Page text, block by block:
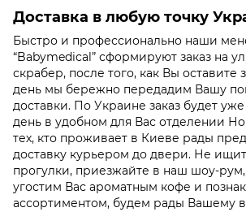
Доставка в любую точку
Быстро и профессионально наши
“Babymedical” сформируют заказ на
скрабер, после того, как Вы оставите
день мы бережно передадим Вашу
доставки. По Украине заказ будет
день в удобном для Вас отделении
тех, кто проживает в Киеве рады
доставку курьером до двери. Не
прогулки, приезжайте в наш шоу-
угостим Вас ароматным кофе и
ассортиментом, будем рады Вашему